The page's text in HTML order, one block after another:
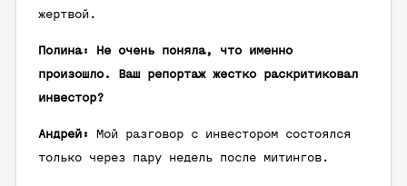
жертвой.
Полина: Не очень поняла, что именно
произошло. Ваш репортаж жестко раскритиковал
инвестор?
Андрей:
Мой разговор с инвестором состоялся
только через пару недель после митингов.